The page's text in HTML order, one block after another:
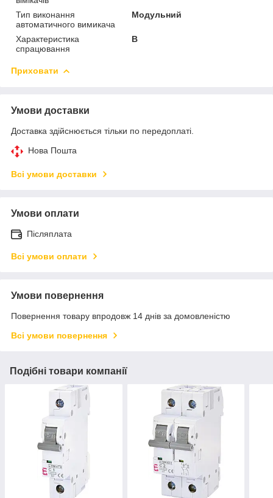
Тип виконання
автоматичного вимикача
Модульний
Характеристика
спрацювання
B
Приховати
Умови доставки
Доставка здійснюється тільки по передоплаті.
Нова Пошта
Всі умови доставки
Умови оплати
Післяплата
Всі умови оплати
Умови повернення
Повернення товару впродовж 14 днів за домовленістю
Всі умови повернення
Подібні товари компанії